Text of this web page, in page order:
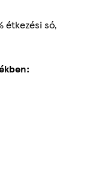
étkezési só,